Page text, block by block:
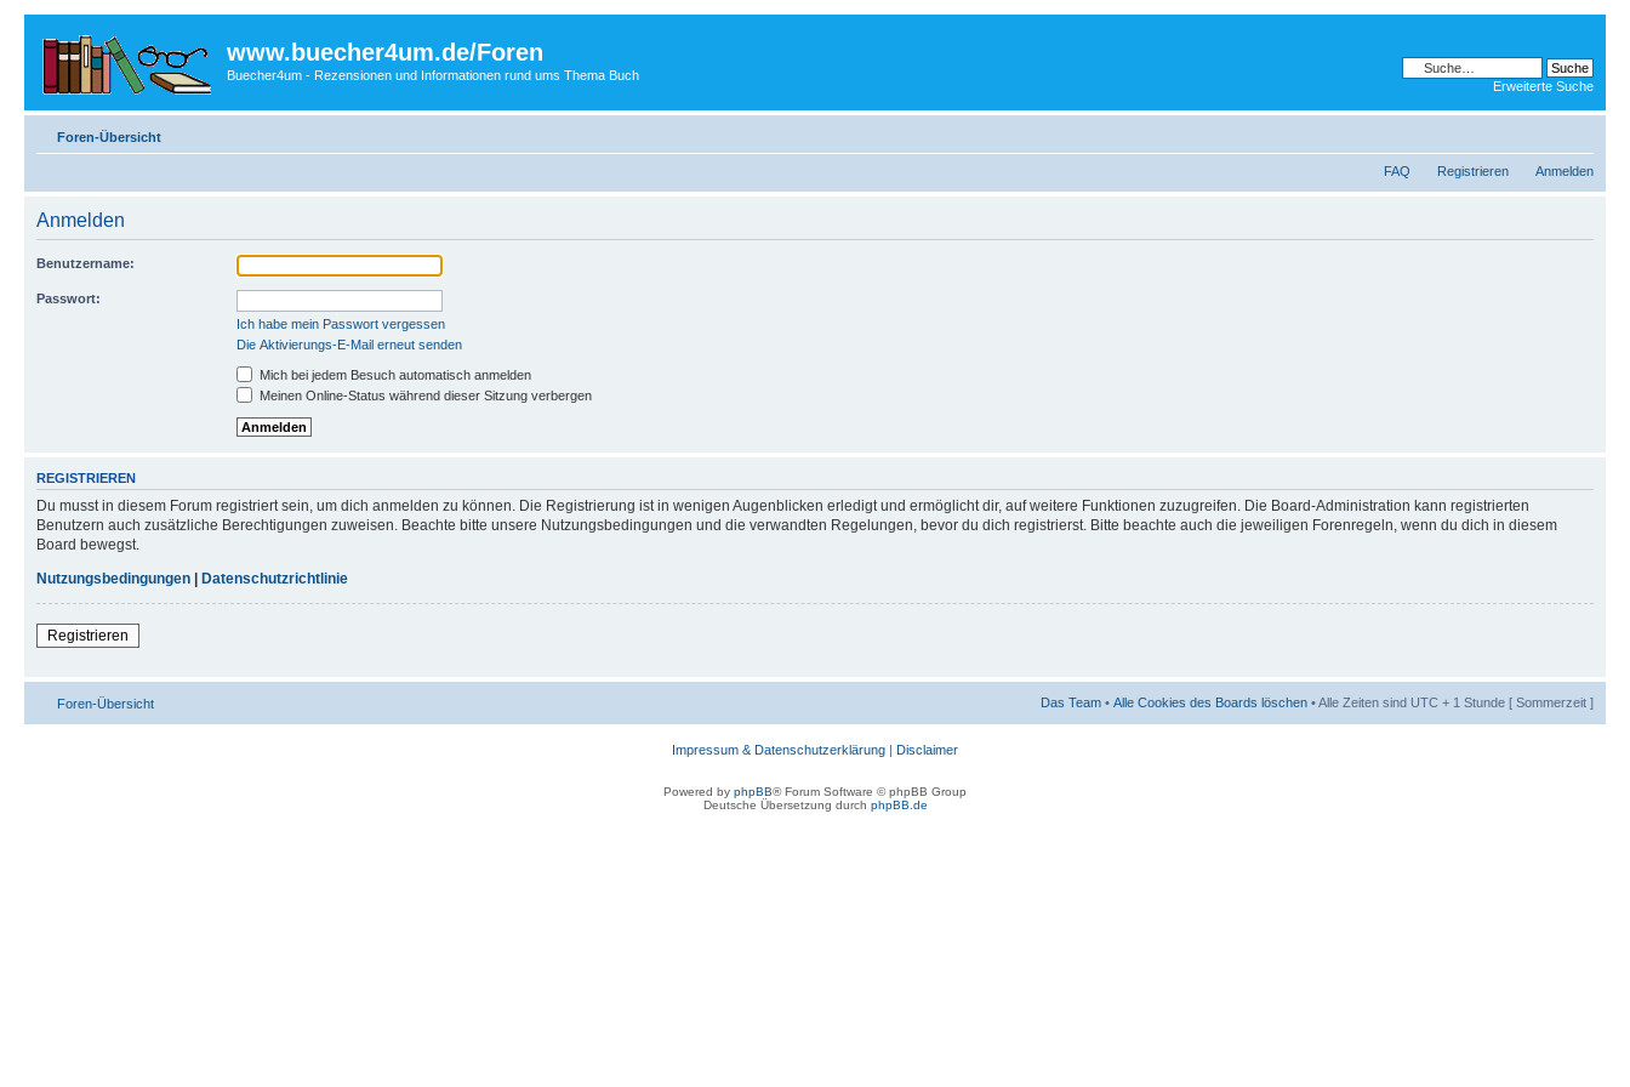
www.buecher4um.de/Foren
Buecher4um - Rezensionen und Informationen rund ums Thema Buch
Erweiterte Suche
Foren-Übersicht
FAQ Registrieren Anmelden
Anmelden
Benutzername:
Passwort:
Ich habe mein Passwort vergessen
Die Aktivierungs-E-Mail erneut senden
Mich bei jedem Besuch automatisch anmelden
Meinen Online-Status während dieser Sitzung verbergen
REGISTRIEREN
Du musst in diesem Forum registriert sein, um dich anmelden zu können. Die Registrierung ist in wenigen Augenblicken erledigt und ermöglicht dir, auf weitere Funktionen zuzugreifen. Die Board-Administration kann registrierten
Benutzern auch zusätzliche Berechtigungen zuweisen. Beachte bitte unsere Nutzungsbedingungen und die verwandten Regelungen, bevor du dich registrierst. Bitte beachte auch die jeweiligen Forenregeln, wenn du dich in diesem
Board bewegst.
Nutzungsbedingungen
Datenschutzrichtlinie
Registrieren
Foren-Übersicht Das Team • Alle Cookies des Boards löschen • Alle Zeiten sind UTC + 1 Stunde [ Sommerzeit ]
Impressum & Datenschutzerklärung | Disclaimer
Powered by phpBB® Forum Software © phpBB Group
Deutsche Übersetzung durch phpBB.de